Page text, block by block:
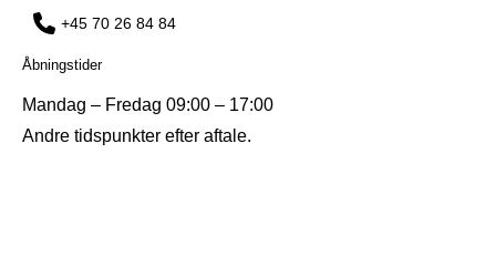
+45 70 26 84 84
Åbningstider
Mandag – Fredag 09:00 – 17:00
Andre tidspunkter efter aftale.